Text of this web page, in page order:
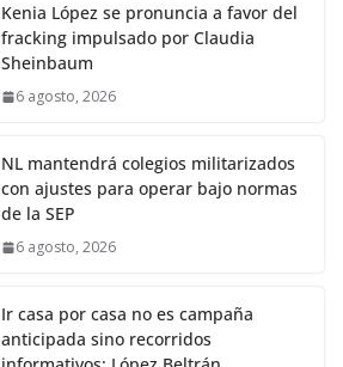
Kenia López se pronuncia a favor del
fracking impulsado por Claudia
Sheinbaum
6 agosto, 2026
NL mantendrá colegios militarizados
con ajustes para operar bajo normas
de la SEP
6 agosto, 2026
Ir casa por casa no es campaña
anticipada sino recorridos